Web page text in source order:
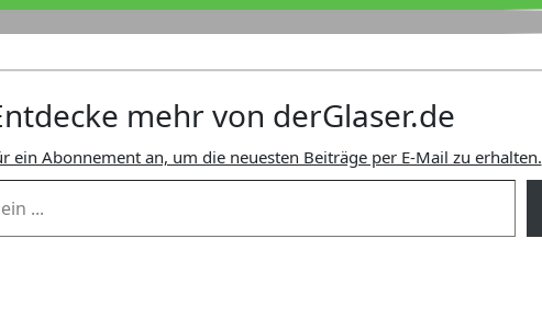
mehr von derGlaser.de
ein Abonnement an, um die neuesten Beiträge per E-Mail zu erhalten.